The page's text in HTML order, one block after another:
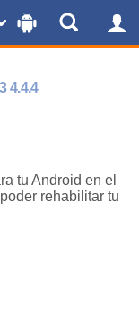
3 4.4.4
tu Android en el
rehabilitar tu